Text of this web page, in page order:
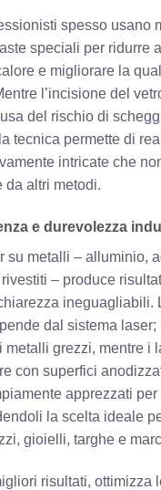
spesso usano
speciali per ridurre
e migliorare la
l’incisione del
del rischio di
tecnica permette di
intricate che
da altri metodi.
e durevolezza
su metalli – alluminio,
– produce
ineguagliabili.
dal sistema laser;
grezzi, mentre i
con superfici
apprezzati per
la scelta ideale
gioielli, targhe e
risultati, ottimizza